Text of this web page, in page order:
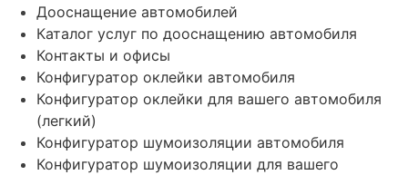
Дооснащение автомобилей
Каталог услуг по дооснащению автомобиля
Контакты и офисы
Конфигуратор оклейки автомобиля
Конфигуратор оклейки для вашего автомобиля
(легкий)
Конфигуратор шумоизоляции автомобиля
Конфигуратор шумоизоляции для вашего